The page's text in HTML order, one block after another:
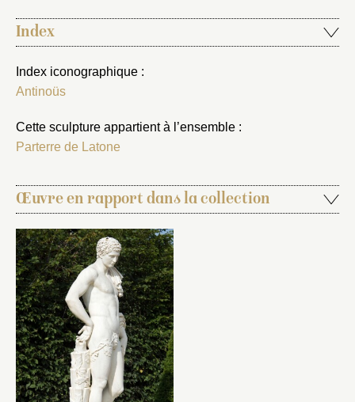
Index
Index iconographique :
Antinoüs
Cette sculpture appartient à l’ensemble :
Parterre de Latone
Œuvre en rapport dans la collection